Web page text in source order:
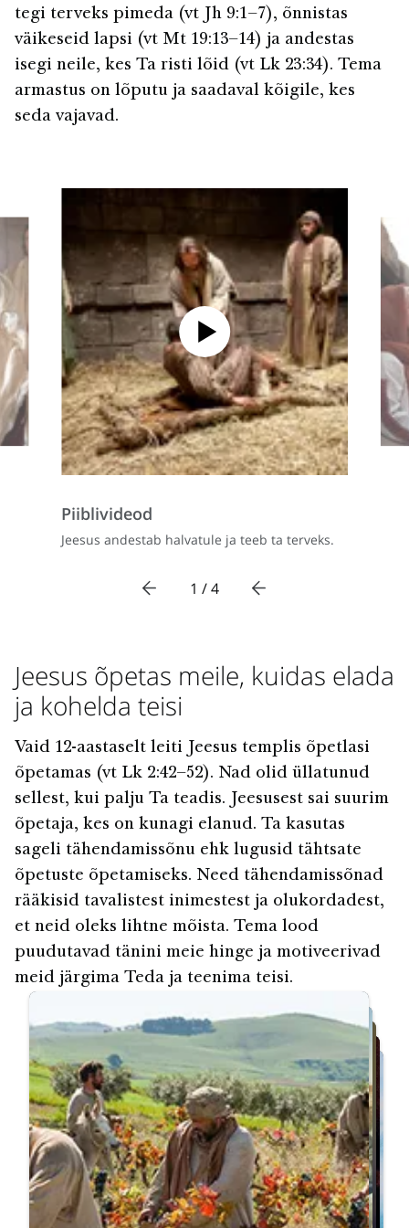
tegi terveks pimeda (vt Jh 9:1–7), õnnistas
väikeseid lapsi (vt Mt 19:13–14) ja andestas
isegi neile, kes Ta risti lõid (vt Lk 23:34). Tema
armastus on lõputu ja saadaval kõigile, kes
seda vajavad.
Piiblivideod
Jeesus andestab halvatule ja teeb ta terveks.
1 / 4
Jeesus õpetas meile, kuidas elada
ja kohelda teisi
Vaid 12-aastaselt leiti Jeesus templis õpetlasi
õpetamas (vt Lk 2:42–52). Nad olid üllatunud
sellest, kui palju Ta teadis. Jeesusest sai suurim
õpetaja, kes on kunagi elanud. Ta kasutas
sageli tähendamissõnu ehk lugusid tähtsate
õpetuste õpetamiseks. Need tähendamissõnad
rääkisid tavalistest inimestest ja olukordadest,
et neid oleks lihtne mõista. Tema lood
puudutavad tänini meie hinge ja motiveerivad
meid järgima Teda ja teenima teisi.
Restart